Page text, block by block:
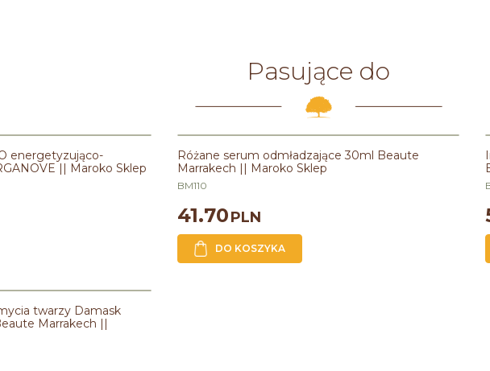
Pasujące do
energetyzująco-
|| Maroko Sklep
Różane serum odmładzające 30ml Beaute
Marrakech || Maroko Sklep
BM110
41.70PLN
DO KOSZYKA
twarzy Damask
Marrakech ||